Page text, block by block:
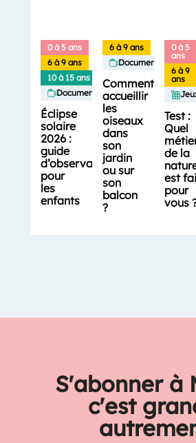
0 à 5 ans
6 à 9 ans
10 à 15 ans
Documentaires
Éclipse
solaire
2026 :
guide
d’observation
pour
les
enfants
6 à 9 ans
Documentaires
Comment
accueillir
les
oiseaux
dans
son
jardin
ou sur
son
balcon
?
0 à 5
ans
6 à 9
ans
Test :
Quel
de la
est
pour
vous
S'abonner à
c'est